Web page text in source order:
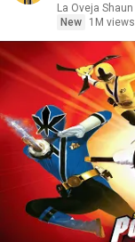
La Oveja Shaun
New
1M views